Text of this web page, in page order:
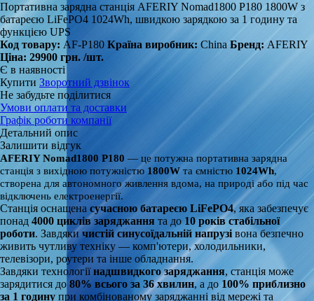
Портативна зарядна станція AFERIY Nomad1800 P180 1800W з
батареєю LiFePO4 1024Wh, швидкою зарядкою за 1 годину та
функцією UPS
Код товару: AF-P180 Країна виробник: China Бренд: AFERIY
Ціна: 29900 грн. /шт.
Є в наявності
Купити Зворотний дзвінок
Не забудьте поділитися
Умови оплати та доставки
Графік роботи компанії
Детальний опис
Залишити відгук
AFERIY Nomad1800 P180 — це потужна портативна зарядна
станція з вихідною потужністю 1800W та ємністю 1024Wh,
створена для автономного живлення вдома, на природі або під час
відключень електроенергії.
Станція оснащена сучасною батареєю LiFePO4, яка забезпечує
понад 4000 циклів заряджання та до 10 років стабільної
роботи. Завдякичистій синусоїдальній напрузі вона безпечно
живить чутливу техніку — комп'ютери, холодильники,
телевізори, роутери та інше обладнання.
Завдяки технологіїнадшвидкого заряджання, станція може
зарядитися до 80% всього за 36 хвилин, а до 100% приблизно
за 1 годину при комбінованому заряджанні від мережі та